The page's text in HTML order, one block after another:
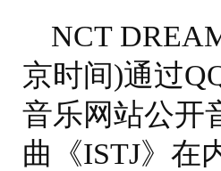
NCT
京时间)通过
音乐网站公开
曲《ISTJ》在